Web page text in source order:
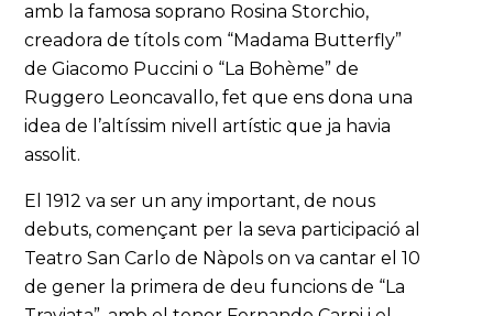
amb la famosa soprano Rosina Storchio,
creadora de títols com “Madama Butterfly”
de Giacomo Puccini o “La Bohème” de
Ruggero Leoncavallo, fet que ens dona una
idea de l’altíssim nivell artístic que ja havia
assolit.
El 1912 va ser un any important, de nous
debuts, començant per la seva participació al
Teatro San Carlo de Nàpols on va cantar el 10
de gener la primera de deu funcions de “La